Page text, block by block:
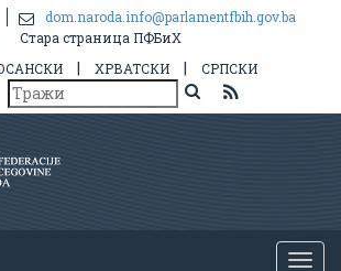
dom.naroda.info@parlamentfbih.gov.ba
Стара страница ПФБиХ
| ХРВАТСКИ | СРПСКИ